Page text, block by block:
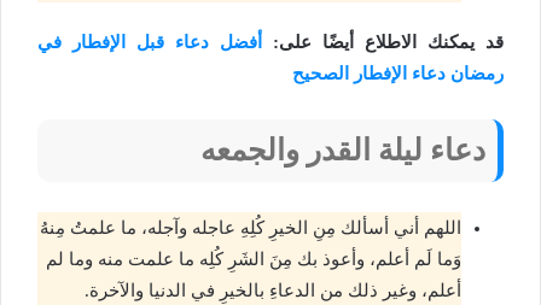
قد يمكنك الاطلاع أيضًا على:
أفضل دعاء قبل الإفطار في
رمضان دعاء الإفطار الصحيح
دعاء ليلة القدر والجمعه
اللهم أني أسألك مِنِ الخيرِ كُلِهِ عاجله وآجله، ما علمتُ مِنهُ
وَما لَم أعلم، وأعوذ بك مِنَ الشَرِ كُلِه ما علمت منه وما لم
أعلم، وغير ذلك من الدعاءِ بالخيرِ في الدنيا والآخرة.